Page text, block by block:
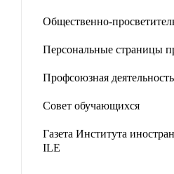
Общественно-
Персональные страницы
Профсоюзная деятельность
Совет обучающихся
Газета Института
ILE